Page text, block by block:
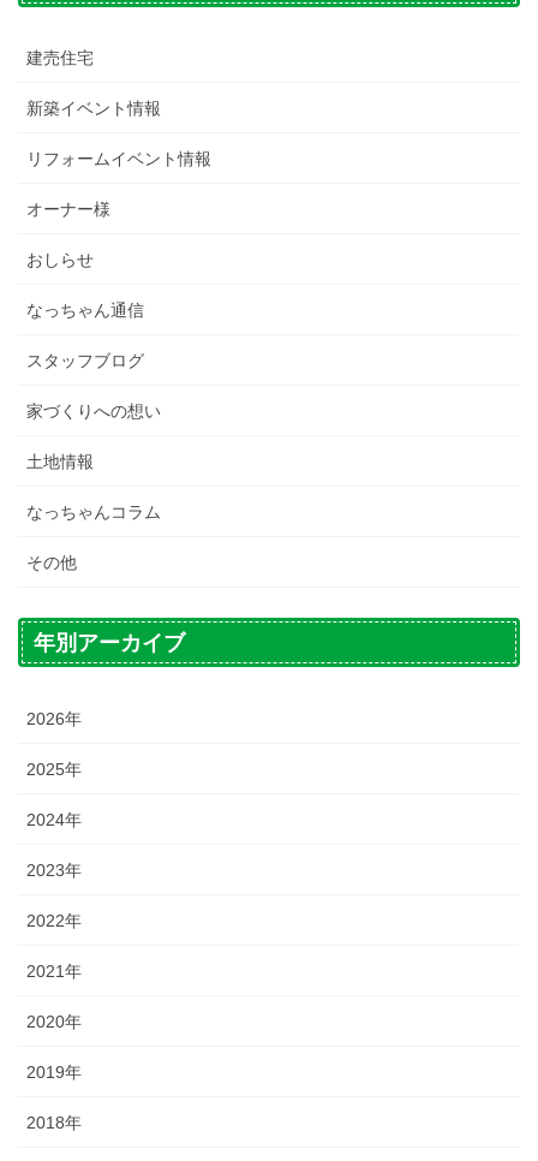
建売住宅
新築イベント情報
リフォームイベント情報
オーナー様
おしらせ
なっちゃん通信
スタッフブログ
家づくりへの想い
土地情報
なっちゃんコラム
その他
年別アーカイブ
2026年
2025年
2024年
2023年
2022年
2021年
2020年
2019年
2018年